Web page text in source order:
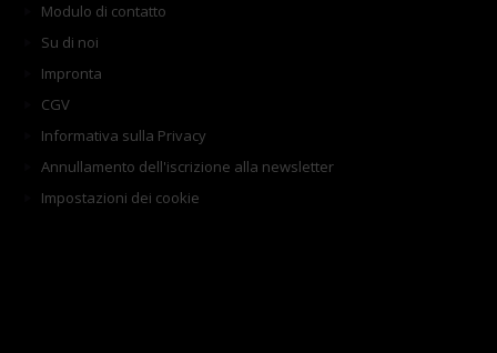
Modulo di contatto
Su di noi
Impronta
CGV
Informativa sulla Privacy
Annullamento dell'iscrizione alla newsletter
Impostazioni dei cookie